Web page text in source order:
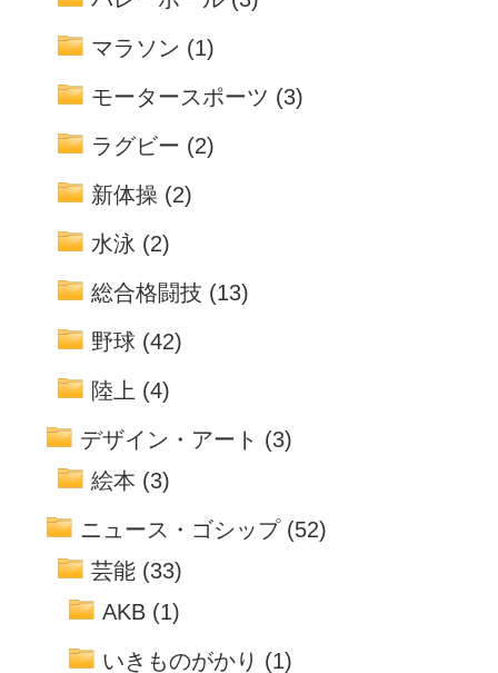
マラソン (1)
モータースポーツ (3)
ラグビー (2)
新体操 (2)
水泳 (2)
総合格闘技 (13)
野球 (42)
陸上 (4)
デザイン・アート (3)
絵本 (3)
ニュース・ゴシップ(52)
芸能 (33)
AKB (1)
いきものがかり (1)